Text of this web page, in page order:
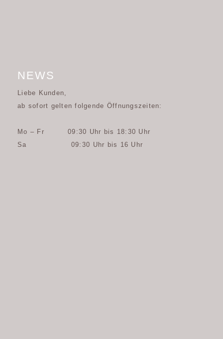
NEWS
Liebe Kunden,
ab sofort gelten folgende Öffnungszeiten:
Mo – Fr 09:30 Uhr bis 18:30 Uhr
Sa 09:30 Uhr bis 16 Uhr